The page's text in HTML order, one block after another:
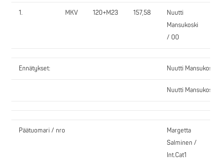
1. MKV 120+M23 157,58
Nuutti
Mansukoski
/ 00
Ennätykset: Nuutti Mansukoski,
Nuutti Mansukoski,
Päätuomari / nro
Margetta
Salminen /
Int.Cat1